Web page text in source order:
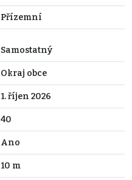
Přízemní
Samostatný
Okraj obce
1. říjen 2026
40
Ano
10 m